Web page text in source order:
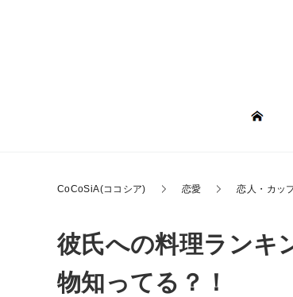
CoCoSiA(ココシア) 恋愛 恋人・カッ
彼氏への料理ランキ
物知ってる？！